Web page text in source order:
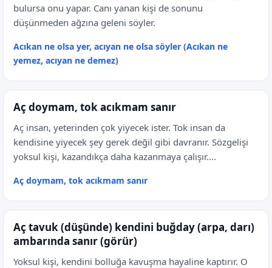
bulursa onu yapar. Canı yanan kişi de sonunu
düşünmeden ağzına geleni söyler.
Acıkan ne olsa yer, acıyan ne olsa söyler (Acıkan ne
yemez, acıyan ne demez)
Aç doymam, tok acıkmam sanır
Aç insan, yeterinden çok yiyecek ister. Tok insan da
kendisine yiyecek şey gerek değil gibi davranır. Sözgelişi
yoksul kişi, kazandıkça daha kazanmaya çalışır....
Aç doymam, tok acıkmam sanır
Aç tavuk (düşünde) kendini buğday (arpa, darı)
ambarında sanır (görür)
Yoksul kişi, kendini bolluğa kavuşma hayaline kaptırır. O